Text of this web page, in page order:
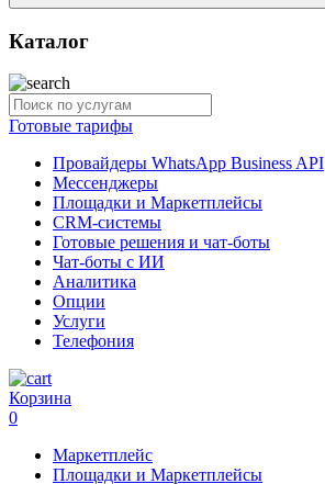
Каталог
Готовые тарифы
Провайдеры WhatsApp Business API
Мессенджеры
Площадки и Маркетплейсы
CRM-системы
Готовые решения и чат-боты
Чат-боты с ИИ
Аналитика
Опции
Услуги
Телефония
Корзина
0
Маркетплейс
Площадки и Маркетплейсы